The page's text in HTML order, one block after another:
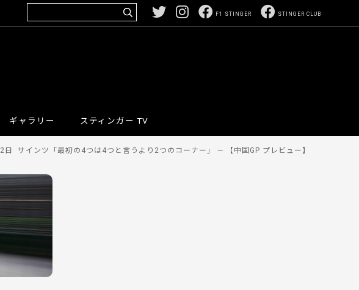
STINGER CLUB
F1 STINGER
ギャラリー スティンガー TV
日 サインツ「最初の4つは4つと言うより2つのコーナー」 — 【中国GP プレビュー】